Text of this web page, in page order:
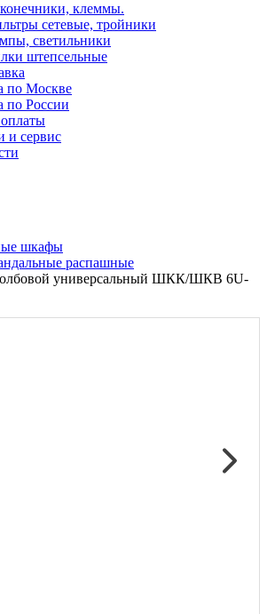
клеммы.
сетевые, тройники
светильники
штепсельные
по Москве
по России
и сервис
шкафы
распашные
универсальный ШКК/ШКВ 6U-